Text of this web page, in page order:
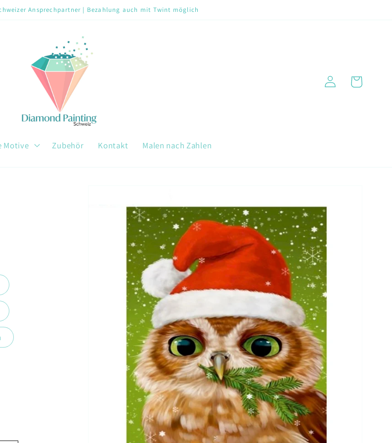
Ansprechpartner | Bezahlung auch mit Twint möglich
Motive Zubehör Kontakt Malen nach Zahlen
EinloggenWarenkorb